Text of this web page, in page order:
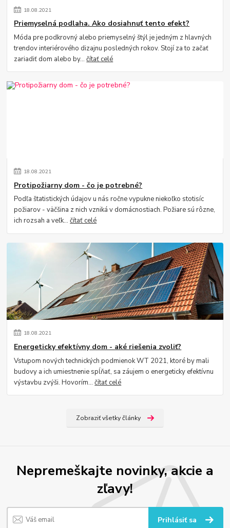
18.08.2021
Priemyselná podlaha. Ako dosiahnuť tento efekt?
Móda pre podkrovný alebo priemyselný štýl je jedným z hlavných
trendov interiérového dizajnu posledných rokov. Stojí za to začať
zariadiť dom alebo by...čítať celé
18.08.2021
Protipožiarny dom - čo je potrebné?
Podľa štatistických údajov u nás ročne vypukne niekoľko stotisíc
požiarov - väčšina z nich vzniká v domácnostiach. Požiare sú rôzne,
ich rozsah a veľk...čítať celé
18.08.2021
Energeticky efektívny dom - aké riešenia zvoliť?
Vstupom nových technických podmienok WT 2021, ktoré by mali
budovy a ich umiestnenie spĺňať, sa záujem o energeticky efektívnu
výstavbu zvýši. Hovorím...čítať celé
Zobraziť všetky články
Nepremeškajte novinky, akcie a
zľavy!
Prihlásiť sa